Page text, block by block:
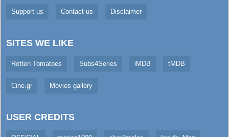
Support us Contact us Disclaimer
SITES WE LIKE
Rotten Tomatoes Subs4Series iMDB tMDB
Cine.gr Movies gallery
USER CREDITS